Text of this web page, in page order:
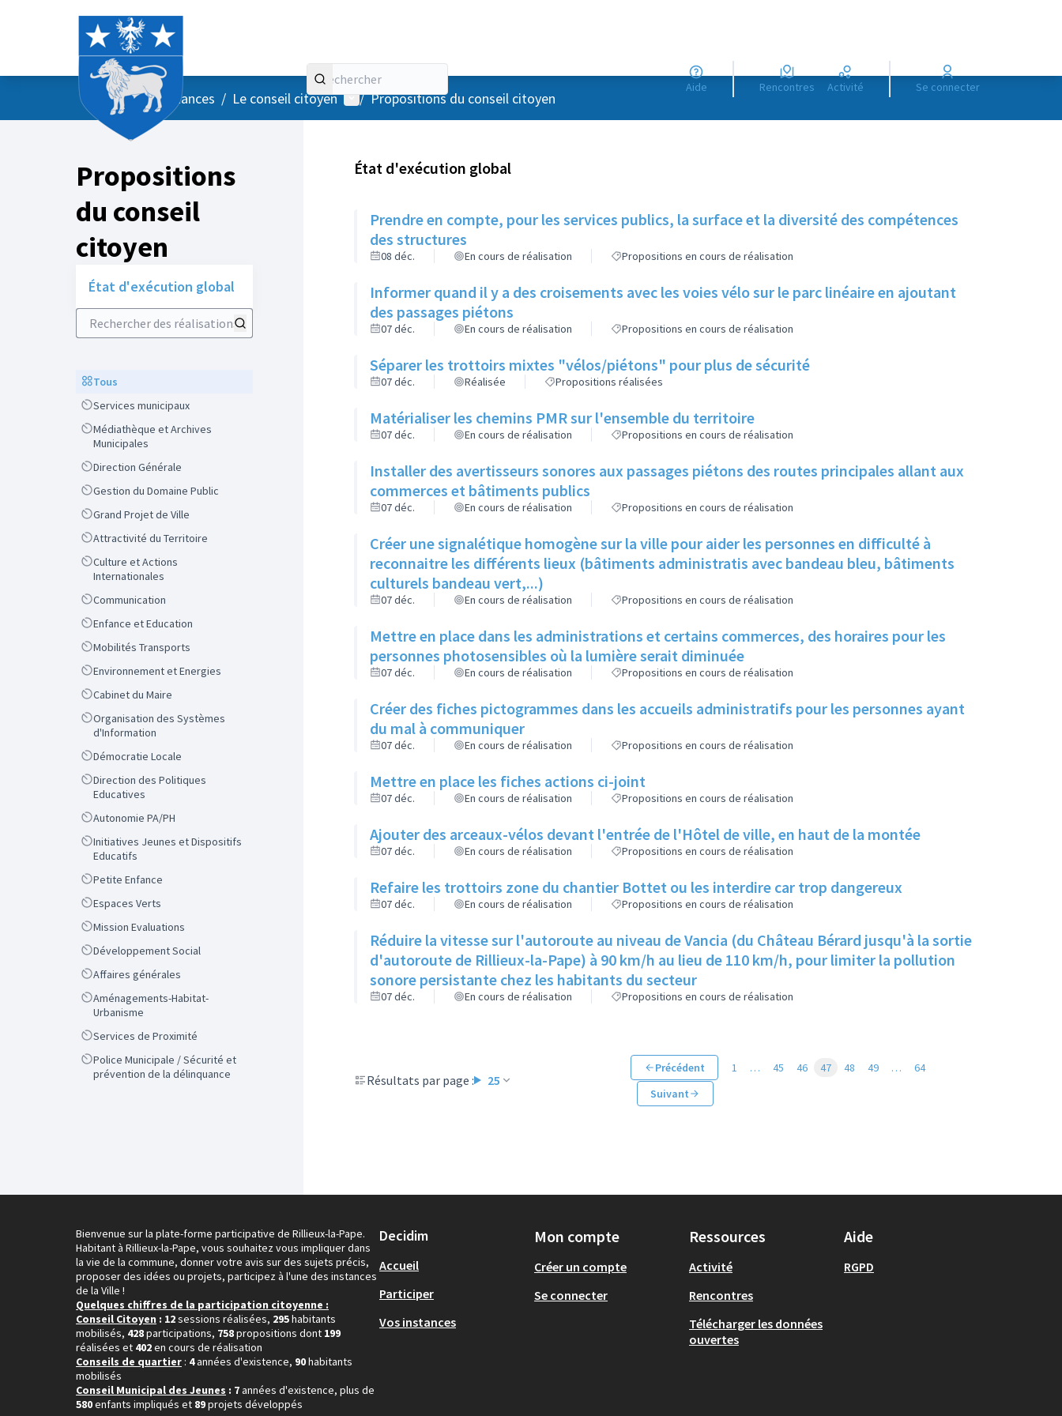
Aide Rencontres Activité Se connecter
AccueilMenu principal
/ Vos instances / Le conseil citoyen Menu utilisateur
/ Propositions du conseil citoyen
Propositions
du conseil
citoyen
État d'exécution global
Rechercher des réalisations
ScopeTous
ScopeServices municipaux
Scope
Médiathèque et Archives
Municipales
ScopeDirection Générale
ScopeGestion du Domaine Public
ScopeGrand Projet de Ville
ScopeAttractivité du Territoire
Scope
Culture et Actions
Internationales
ScopeCommunication
ScopeEnfance et Education
ScopeMobilités Transports
ScopeEnvironnement et Energies
ScopeCabinet du Maire
Scope
Organisation des Systèmes
d'Information
ScopeDémocratie Locale
Scope
Direction des Politiques
Educatives
ScopeAutonomie PA/PH
Scope
Initiatives Jeunes et Dispositifs
Educatifs
ScopePetite Enfance
ScopeEspaces Verts
ScopeMission Evaluations
ScopeDéveloppement Social
ScopeAffaires générales
Scope
Aménagements-Habitat-
Urbanisme
ScopeServices de Proximité
Scope
Police Municipale / Sécurité et
prévention de la délinquance
État d'exécution global
Prendre en compte, pour les services publics, la surface et la diversité des compétences
des structures
08 déc. En cours de réalisation Propositions en cours de réalisation
Informer quand il y a des croisements avec les voies vélo sur le parc linéaire en ajoutant
des passages piétons
07 déc. En cours de réalisation Propositions en cours de réalisation
Séparer les trottoirs mixtes "vélos/piétons" pour plus de sécurité
07 déc. Réalisée Propositions réalisées
Matérialiser les chemins PMR sur l'ensemble du territoire
07 déc. En cours de réalisation Propositions en cours de réalisation
Installer des avertisseurs sonores aux passages piétons des routes principales allant aux
commerces et bâtiments publics
07 déc. En cours de réalisation Propositions en cours de réalisation
Créer une signalétique homogène sur la ville pour aider les personnes en difficulté à
reconnaitre les différents lieux (bâtiments administratis avec bandeau bleu, bâtiments
culturels bandeau vert,...)
07 déc. En cours de réalisation Propositions en cours de réalisation
Mettre en place dans les administrations et certains commerces, des horaires pour les
personnes photosensibles où la lumière serait diminuée
07 déc. En cours de réalisation Propositions en cours de réalisation
Créer des fiches pictogrammes dans les accueils administratifs pour les personnes ayant
du mal à communiquer
07 déc. En cours de réalisation Propositions en cours de réalisation
Mettre en place les fiches actions ci-joint
07 déc. En cours de réalisation Propositions en cours de réalisation
Ajouter des arceaux-vélos devant l'entrée de l'Hôtel de ville, en haut de la montée
07 déc. En cours de réalisation Propositions en cours de réalisation
Refaire les trottoirs zone du chantier Bottet ou les interdire car trop dangereux
07 déc. En cours de réalisation Propositions en cours de réalisation
Réduire la vitesse sur l'autoroute au niveau de Vancia (du Château Bérard jusqu'à la sortie
d'autoroute de Rillieux-la-Pape) à 90 km/h au lieu de 110 km/h, pour limiter la pollution
sonore persistante chez les habitants du secteur
07 déc. En cours de réalisation Propositions en cours de réalisation
Résultats par page : 25
Précédent 1 … 45 46 47 48 49 …
64
Suivant
Bienvenue sur la plate-forme participative de Rillieux-la-Pape.
Habitant à Rillieux-la-Pape, vous souhaitez vous impliquer dans
la vie de la commune, donner votre avis sur des sujets précis,
proposer des idées ou projets, participez à l'une des instances
de la Ville !
Quelques chiffres de la participation citoyenne :
Conseil Citoyen : 12sessions réalisées, 295habitants
mobilisés, 428participations, 758propositions dont 199
réalisées et 402en cours de réalisation
Conseils de quartier : 4années d'existence, 90habitants
mobilisés
Conseil Municipal des Jeunes : 7années d'existence, plus de
580enfants impliqués et 89projets développés
Decidim
Accueil
Participer
Vos instances
Mon compte
Créer un compte
Se connecter
Ressources
Activité
Rencontres
Télécharger les données
ouvertes
Aide
RGPD